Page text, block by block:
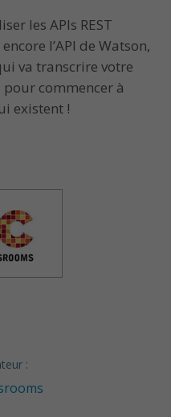
les APIs REST
l’API de Watson,
va transcrire votre
pour commencer à
existent !
: